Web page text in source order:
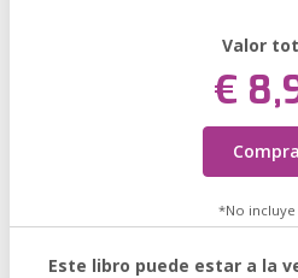
Valor
€
*No incluye
Este libro puede estar a la